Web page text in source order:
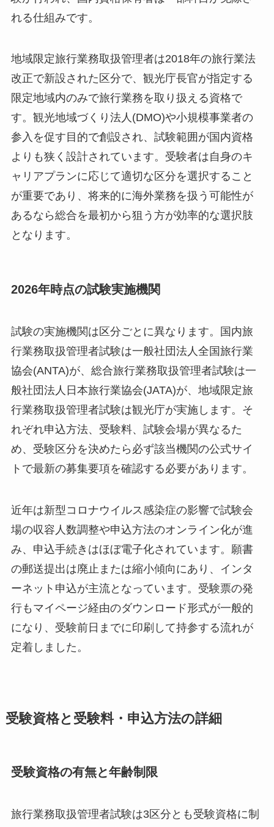
れる仕組みです。
地域限定旅行業務取扱管理者は2018年の旅行業法
改正で新設された区分で、観光庁長官が指定する
限定地域内のみで旅行業務を取り扱える資格で
す。観光地域づくり法人(DMO)や小規模事業者の
参入を促す目的で創設され、試験範囲が国内資格
よりも狭く設計されています。受験者は自身のキ
ャリアプランに応じて適切な区分を選択すること
が重要であり、将来的に海外業務を扱う可能性が
あるなら総合を最初から狙う方が効率的な選択肢
となります。
2026年時点の試験実施機関
試験の実施機関は区分ごとに異なります。国内旅
行業務取扱管理者試験は一般社団法人全国旅行業
協会(ANTA)が、総合旅行業務取扱管理者試験は一
般社団法人日本旅行業協会(JATA)が、地域限定旅
行業務取扱管理者試験は観光庁が実施します。そ
れぞれ申込方法、受験料、試験会場が異なるた
め、受験区分を決めたら必ず該当機関の公式サイ
トで最新の募集要項を確認する必要があります。
近年は新型コロナウイルス感染症の影響で試験会
場の収容人数調整や申込方法のオンライン化が進
み、申込手続きはほぼ電子化されています。願書
の郵送提出は廃止または縮小傾向にあり、インタ
ーネット申込が主流となっています。受験票の発
行もマイページ経由のダウンロード形式が一般的
になり、受験前日までに印刷して持参する流れが
定着しました。
受験資格と受験料・申込方法の詳細
受験資格の有無と年齢制限
旅行業務取扱管理者試験は3区分とも受験資格に制